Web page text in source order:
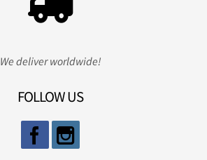
We deliver worldwide!
FOLLOW US